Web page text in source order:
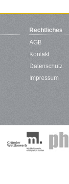
Rechtliches
AGB
Kontakt
Datenschutz
Impressum